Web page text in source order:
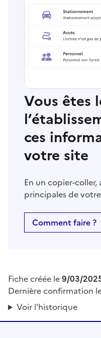
Vous êtes
ces
votre site
En un copier-
principales de
Comment faire ?
Fiche créée le9/03/
Dernière confirmation
Voir l'historique